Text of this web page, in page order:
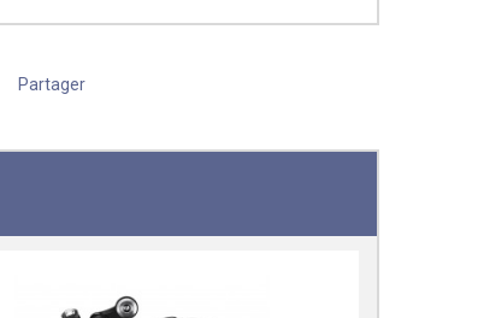
Partager